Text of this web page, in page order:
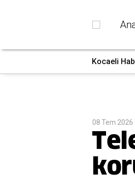
Kocaeli
08 Tem 2026